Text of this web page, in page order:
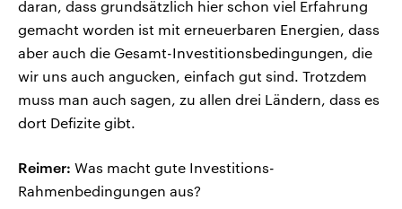
daran, dass grundsätzlich hier schon viel Erfahrung
gemacht worden ist mit erneuerbaren Energien, dass
aber auch die Gesamt-Investitionsbedingungen, die
wir uns auch angucken, einfach gut sind. Trotzdem
muss man auch sagen, zu allen drei Ländern, dass es
dort Defizite gibt.
Reimer: Was macht gute Investitions-
Rahmenbedingungen aus?